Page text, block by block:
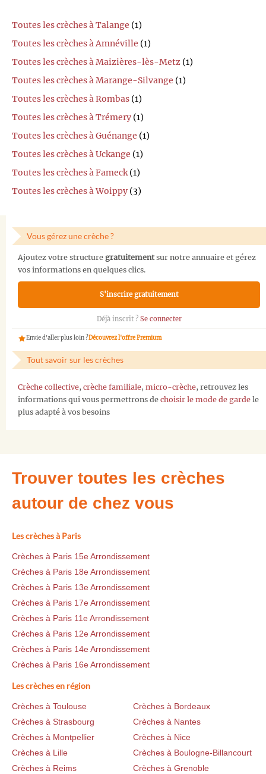
Toutes les crèches à Talange (1)
Toutes les crèches à Amnéville (1)
Toutes les crèches à Maizières-lès-Metz (1)
Toutes les crèches à Marange-Silvange (1)
Toutes les crèches à Rombas (1)
Toutes les crèches à Trémery (1)
Toutes les crèches à Guénange (1)
Toutes les crèches à Uckange (1)
Toutes les crèches à Fameck(1)
Toutes les crèches à Woippy (3)
Vous gérez une crèche ?
Ajoutez votre structure gratuitementsur notre annuaire et gérez
vos informations en quelques clics.
S'inscrire gratuitement
Déjà inscrit ? Se connecter
Envie d'aller plus loin ?Découvrez l'offre Premium
Tout savoir sur les crèches
Crèche collective, crèche familiale, micro-crèche, retrouvez les
informations qui vous permettrons de choisir le mode de garde le
plus adapté à vos besoins
Trouver toutes les crèches
autour de chez vous
Les crèches à Paris
Crèches à Paris 15e Arrondissement
Crèches à Paris 18e Arrondissement
Crèches à Paris 13e Arrondissement
Crèches à Paris 17e Arrondissement
Crèches à Paris 11e Arrondissement
Crèches à Paris 12e Arrondissement
Crèches à Paris 14e Arrondissement
Crèches à Paris 16e Arrondissement
Les crèches en région
Crèches à Toulouse
Crèches à Bordeaux
Crèches à Strasbourg
Crèches à Nantes
Crèches à Montpellier
Crèches à Nice
Crèches à Lille
Crèches à Boulogne-Billancourt
Crèches à Reims
Crèches à Grenoble